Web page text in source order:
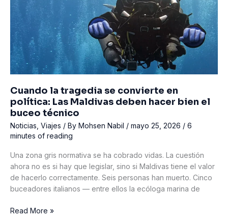
Ormuz
Podría
Afectar
Turismo
de
Buceo
Cuando la tragedia se convierte en
política: Las Maldivas deben hacer bien el
buceo técnico
Noticias Viajes / By Mohsen Nabil / mayo 25, 2026 / 6
minutes of reading
Una zona gris normativa se ha cobrado vidas. La cuestión
ahora no es si hay que legislar, sino si Maldivas tiene el valor
de hacerlo correctamente. Seis personas han muerto. Cinco
buceadores italianos — entre ellos la ecóloga marina de
Cuando
Read More »